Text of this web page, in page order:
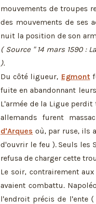
mouvements de troupes
des mouvements de ses
nuit la position de son
( Source " 14 mars 1590 :
).
Du côté ligueur, Egmont
fuite en abandonnant
L'armée de la Ligue
allemands furent
d'Arques où, par ruse, ils
d'ouvrir le feu ). Seuls les
refusa de charger cette
Le soir, contrairement
avaient combattu.
l'endroit précis de l'ente